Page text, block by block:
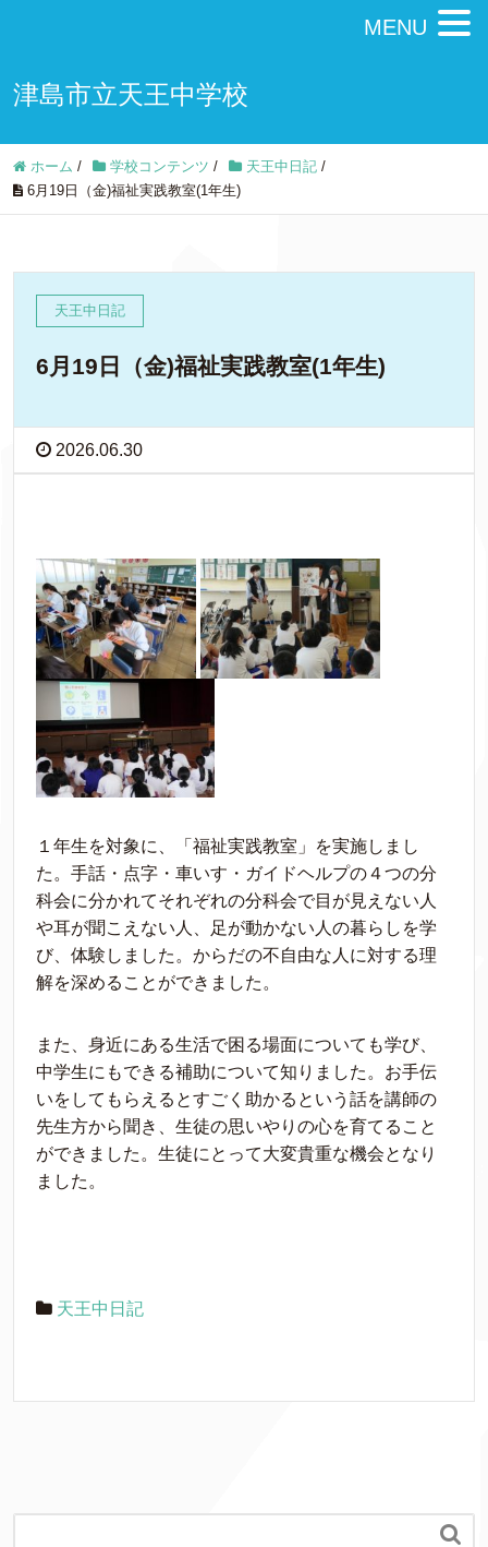
津島市立天王中学校
ホーム / 学校コンテンツ / 天王中日記 /
6月19日（金)福祉実践教室(1年生)
天王中日記
6月19日（金)福祉実践教室(1年生)
2026.06.30
１年生を対象に、「福祉実践教室」を実施しまし
た。手話・点字・車いす・ガイドヘルプの４つの分
科会に分かれてそれぞれの分科会で目が見えない人
や耳が聞こえない人、足が動かない人の暮らしを学
び、体験しました。からだの不自由な人に対する理
解を深めることができました。
また、身近にある生活で困る場面についても学び、
中学生にもできる補助について知りました。お手伝
いをしてもらえるとすごく助かるという話を講師の
先生方から聞き、生徒の思いやりの心を育てること
ができました。生徒にとって大変貴重な機会となり
ました。
天王中日記

MENU